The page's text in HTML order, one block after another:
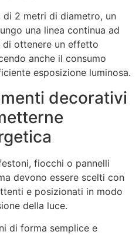
di 2 metri di diametro, un
una linea continua ad
ottenere un effetto
anche il consumo
esposizione luminosa.
decorativi
fiocchi o pannelli
devono essere scelti con
e posizionati in modo
della luce.
di forma semplice e